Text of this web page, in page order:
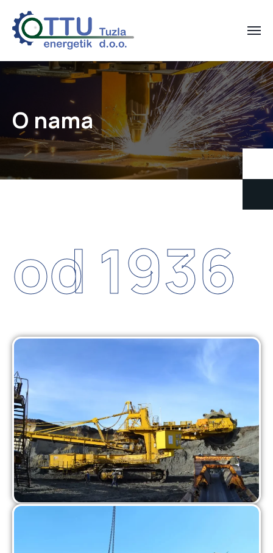
O nama
od 1936